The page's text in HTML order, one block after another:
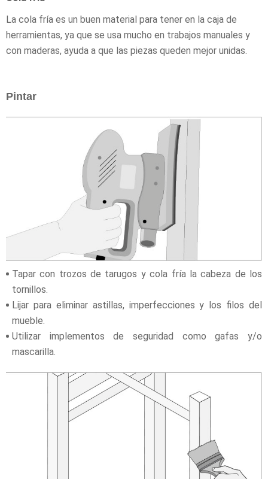
La cola fría es un buen material para tener en la caja de
herramientas, ya que se usa mucho en trabajos manuales y
con maderas, ayuda a que las piezas queden mejor unidas.
Pintar
Tapar con trozos de tarugos y cola fría la cabeza de los
tornillos.
Lijar para eliminar astillas, imperfecciones y los filos del
mueble.
Utilizar implementos de seguridad como gafas y/o
mascarilla.